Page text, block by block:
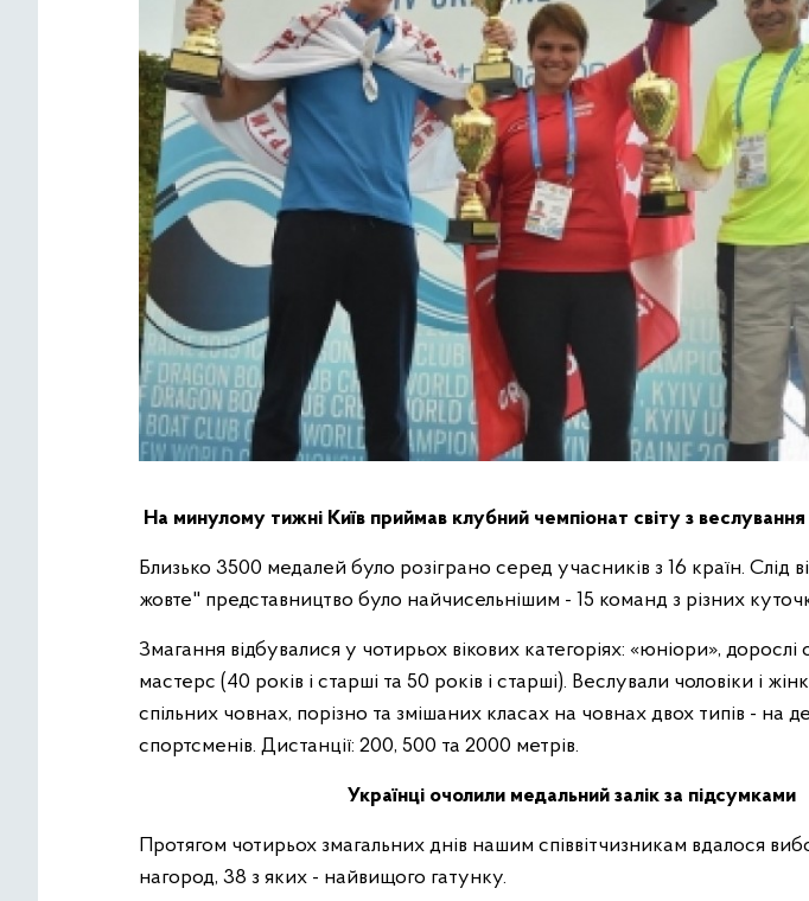
На минулому тижні Київ приймав клубний чемпіонат світу з
Близько 3500 медалей було розіграно серед учасників з 16 країн. Слід
жовте" представництво було найчисельнішим - 15 команд з різних
Змагання відбувалися у чотирьох вікових категоріях: «юніори»,
мастерс (40 років і старші та 50 років і старші). Веслували чоловіки і
спільних човнах, порізно та змішаних класах на човнах двох типів - на
спортсменів. Дистанції: 200, 500 та 2000 метрів.
Українці очолили медальний залік за підсумками
Протягом чотирьох змагальних днів нашим співвітчизникам вдалося
нагород, 38 з яких - найвищого гатунку.